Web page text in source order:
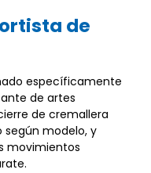
de
específicamente
de artes
de cremallera
modelo, y
movimientos